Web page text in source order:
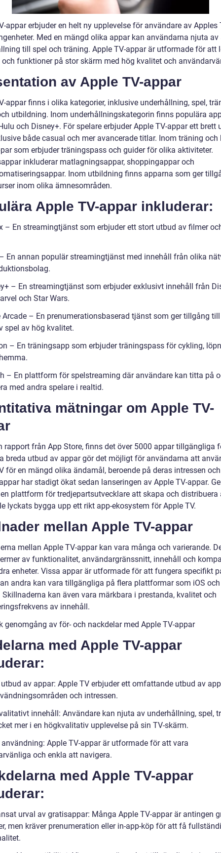
appar erbjuder en helt ny upplevelse för användare av Apples
Med en mängd olika appar kan användarna njuta
till spel och träning. Apple TV-appar är utformade för att
funktioner på stor skärm med hög kvalitet och
av Apple TV-appar
appar finns i olika kategorier, inklusive underhållning, spel,
utbildning. Inom underhållningskategorin finns populära
och Disney+. För spelare erbjuder Apple TV-appar ett brett
både casual och mer avancerade titlar. Inom träning och
som erbjuder träningspass och guider för olika aktiviteter.
inkluderar matlagningsappar, shoppingappar och
Inom utbildning finns apparna som ger
inom olika ämnesområden.
Apple TV-appar inkluderar:
– En streamingtjänst som erbjuder ett stort utbud av filmer
En annan populär streamingtjänst med innehåll från olika
– En streamingtjänst som erbjuder exklusivt innehåll från
och Star Wars.
Arcade – En prenumerationsbaserad tjänst som ger tillgång
spel av hög kvalitet.
– En träningsapp som erbjuder träningspass för cykling,
– En plattform för spelstreaming där användare kan titta på
med andra spelare i realtid.
mätningar om Apple TV-
rapport från App Store, finns det över 5000 appar tillgängliga
breda utbud av appar gör det möjligt för användarna att
för en mängd olika ändamål, beroende på deras intressen
har stadigt ökat sedan lanseringen av Apple TV-appar.
plattform för tredjepartsutvecklare att skapa och distribuera
lyckats bygga upp ett rikt app-ekosystem för Apple TV.
mellan Apple TV-appar
mellan Apple TV-appar kan vara många och varierande.
av funktionalitet, användargränssnitt, innehåll och
enheter. Vissa appar är utformade för att fungera specifikt
andra kan vara tillgängliga på flera plattformar som iOS och
Skillnaderna kan även vara märkbara i prestanda, kvalitet och
av innehåll.
genomgång av för- och nackdelar med Apple TV-appar
med Apple TV-appar
av appar: Apple TV erbjuder ett omfattande utbud av
och intressen.
innehåll: Användare kan njuta av underhållning, spel,
mer i en högkvalitativ upplevelse på sin TV-skärm.
användning: Apple TV-appar är utformade för att vara
och enkla att navigera.
med Apple TV-appar
urval av gratisappar: Många Apple TV-appar är antingen
men kräver prenumeration eller in-app-köp för att få